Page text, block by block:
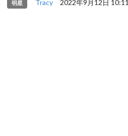
明星 Tracy 2022年9月12日 10:11